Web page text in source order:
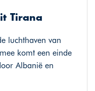
Tirana
luchthaven van
komt een einde
Albanië en